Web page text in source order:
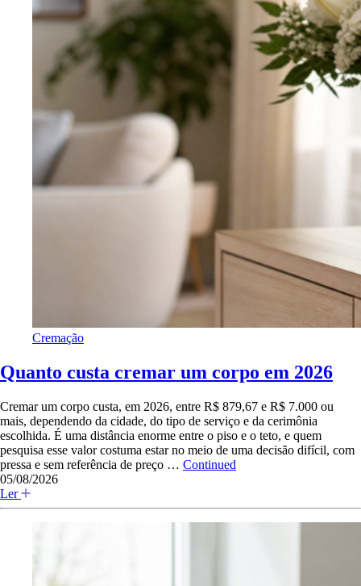
Cremação
Quanto custa cremar um corpo em 2026
Cremar um corpo custa, em 2026, entre R$ 879,67 e R$ 7.000 ou
mais, dependendo da cidade, do tipo de serviço e da cerimônia
escolhida. É uma distância enorme entre o piso e o teto, e quem
pesquisa esse valor costuma estar no meio de uma decisão difícil, com
pressa e sem referência de preço … Continued
05/08/2026
Ler